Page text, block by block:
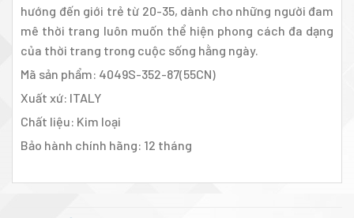
hướng đến giới trẻ từ 20-35, dành cho những người đam
mê thời trang luôn muốn thể hiện phong cách đa dạng
của thời trang trong cuộc sống hằng ngày.
Mã sản phẩm: 4049S-352-87(55CN)
Xuất xứ: ITALY
Chất liệu: Kim loại
Bảo hành chính hãng: 12 tháng